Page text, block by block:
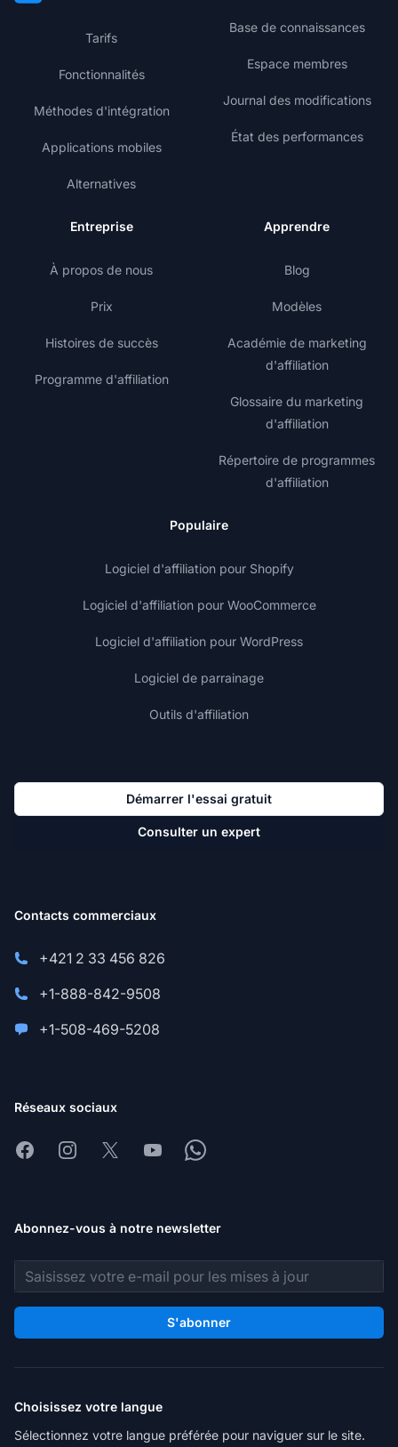
Tarifs
Fonctionnalités
Méthodes d'intégration
Applications mobiles
Alternatives
Base de connaissances
Espace membres
Journal des modifications
État des performances
Entreprise
À propos de nous
Prix
Histoires de succès
Programme d'affiliation
Apprendre
Blog
Modèles
Académie de marketing
d'affiliation
Glossaire du marketing
d'affiliation
Répertoire de programmes
d'affiliation
Populaire
Logiciel d'affiliation pour Shopify
Logiciel d'affiliation pour WooCommerce
Logiciel d'affiliation pour WordPress
Logiciel de parrainage
Outils d'affiliation
Démarrer l'essai gratuit
Consulter un expert
Contacts commerciaux
+421 2 33 456 826
+1-888-842-9508
+1-508-469-5208
Réseaux sociaux
FacebookInstagram
X YoutubeWhatsapp
Abonnez-vous à notre newsletter
Adresse e-mail
S'abonner
Choisissez votre langue
Sélectionnez votre langue préférée pour naviguer sur le site.